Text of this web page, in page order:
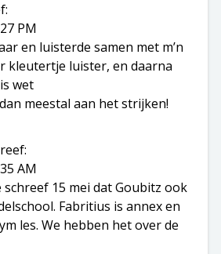
PM
en luisterde samen met m’n
kleutertje luister, en daarna
wet
meestal aan het strijken!
AM
schreef 15 mei dat Goubitz ook
Fabritius is annex en
les. We hebben het over de